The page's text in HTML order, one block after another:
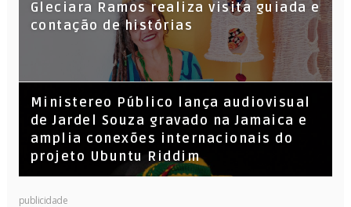
KL Jay (Racionais MC’s), DJ Raíz e DJ
Leandro Vitrola na BIGSHAKE 14
Gleciara Ramos realiza visita guiada e
contação de histórias
​Ministereo Público lança audiovisual
de Jardel Souza gravado na Jamaica e
amplia conexões internacionais do
projeto Ubuntu Riddim
publicidade